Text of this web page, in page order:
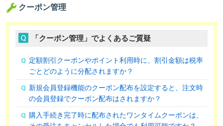
クーポン管理
「クーポン管理」でよくあるご質疑
定額割引クーポンやポイント利用時に、割引金額は税率
ごとどのように分配されますか？
新規会員登録機能のクーポン配布を設定すると、注文時
の会員登録でクーポン配布はされますか？
購入手続き完了時に配布されたワンタイムクーポンは、